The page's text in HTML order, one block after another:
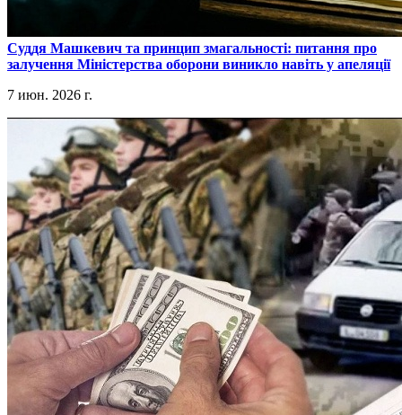
​Суддя Машкевич та принцип змагальності: питання про
залучення Міністерства оборони виникло навіть у апеляції
7 июн. 2026 г.